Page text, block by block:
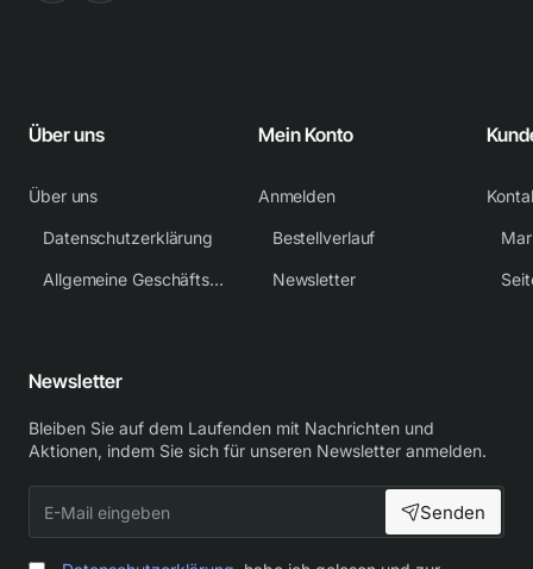
Über uns
Über uns
Datenschutzerklärung
Allgemeine Geschäftsbedingungen
Mein Konto
Anmelden
Bestellverlauf
Newsletter
Newsletter
Bleiben Sie auf dem Laufenden mit Nachrichten und
Aktionen, indem Sie sich für unseren Newsletter anmelden.
Mail
eingeben
Senden